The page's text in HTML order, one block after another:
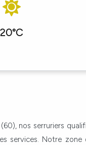
20°C
nos serruriers
services. Notre